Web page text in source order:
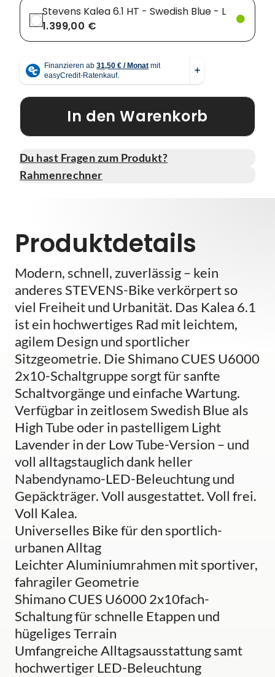
Stevens Kalea 6.1 HT - Swedish Blue - L
1.399,00 €
In den Warenkorb
Du hast Fragen zum Produkt?
Rahmenrechner
Produktdetails
Modern, schnell, zuverlässig – kein
anderes STEVENS-Bike verkörpert so
viel Freiheit und Urbanität. Das Kalea 6.1
ist ein hochwertiges Rad mit leichtem,
agilem Design und sportlicher
Sitzgeometrie. Die Shimano CUES U6000
2x10-Schaltgruppe sorgt für sanfte
Schaltvorgänge und einfache Wartung.
Verfügbar in zeitlosem Swedish Blue als
High Tube oder in pastelligem Light
Lavender in der Low Tube-Version – und
voll alltagstauglich dank heller
Nabendynamo-LED-Beleuchtung und
Gepäckträger. Voll ausgestattet. Voll frei.
Voll Kalea.
Universelles Bike für den sportlich-
urbanen Alltag
Leichter Aluminiumrahmen mit sportiver,
fahragiler Geometrie
Shimano CUES U6000 2x10fach-
Schaltung für schnelle Etappen und
hügeliges Terrain
Umfangreiche Alltagsausstattung samt
hochwertiger LED-Beleuchtung